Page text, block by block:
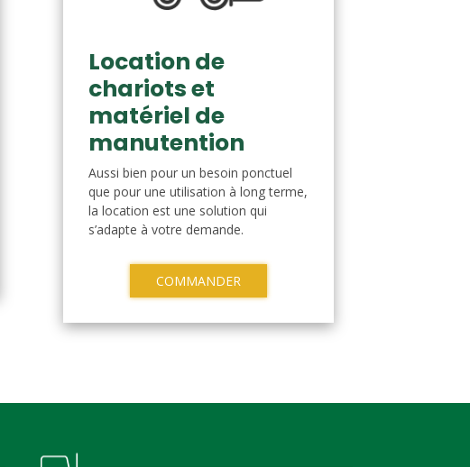
Location de
chariots et
matériel de
manutention
Aussi bien pour un besoin ponctuel
que pour une utilisation à long terme,
la location est une solution qui
s’adapte à votre demande.
COMMANDER